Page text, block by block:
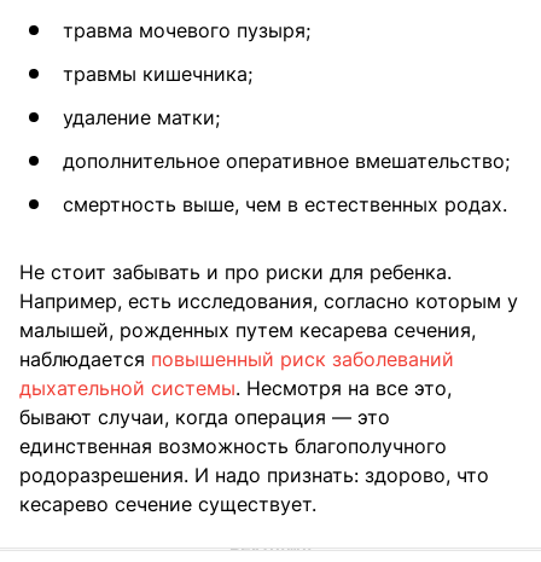
травма мочевого пузыря;
травмы кишечника;
удаление матки;
дополнительное оперативное вмешательство;
смертность выше, чем в естественных родах.
Не стоит забывать и про риски для ребенка.
Например, есть исследования, согласно которым у
малышей, рожденных путем кесарева сечения,
наблюдается повышенный риск заболеваний
дыхательной системы. Несмотря на все это,
бывают случаи, когда операция — это
единственная возможность благополучного
родоразрешения. И надо признать: здорово, что
кесарево сечение существует.